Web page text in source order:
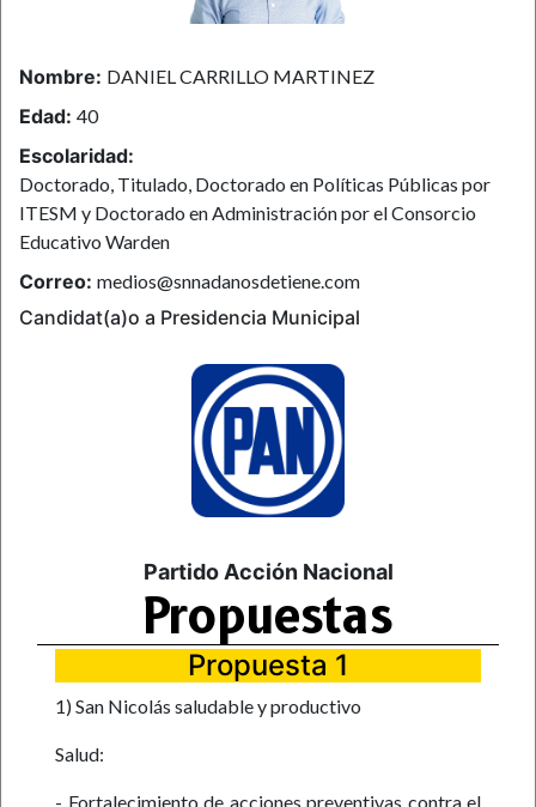
Nombre: DANIEL CARRILLO MARTINEZ
Edad: 40
Escolaridad:
Doctorado, Titulado, Doctorado en Políticas Públicas por
ITESM y Doctorado en Administración por el Consorcio
Educativo Warden
Correo: medios@snnadanosdetiene.com
Candidat(a)o a Presidencia Municipal
Partido Acción Nacional
Propuestas
Propuesta 1
1) San Nicolás saludable y productivo
Salud:
- Fortalecimiento de acciones preventivas contra el